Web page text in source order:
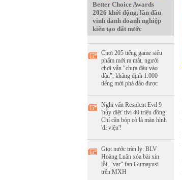
Better Choice Awards
2026 khởi động, lần đầu
vinh danh doanh nghiệp
kiến tạo đất nước
Chơi 205 tiếng game siêu
phẩm mới ra mắt, người
chơi vẫn "chưa đâu vào
đâu", khẳng định 1.000
tiếng mới phá đảo được
Nghi vấn Resident Evil 9
'hủy diệt' tivi 40 triệu đồng:
Chỉ cần bóp cò là màn hình
'đi viện'!
Giọt nước tràn ly: BLV
Hoàng Luân xóa bài xin
lỗi, "var" fan Gumayusi
trên MXH